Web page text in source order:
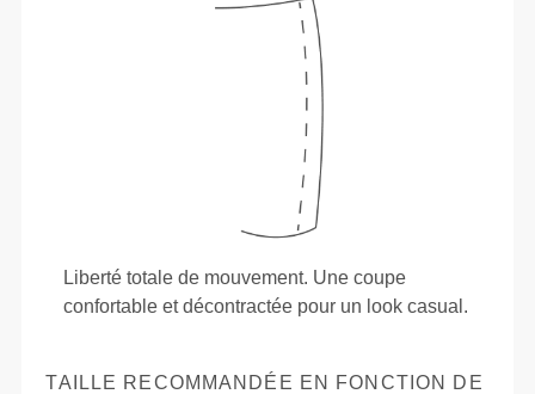
Liberté totale de mouvement. Une coupe
confortable et décontractée pour un look casual.
TAILLE RECOMMANDÉE EN FONCTION DE